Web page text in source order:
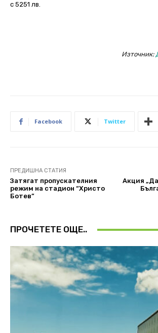
с 5251 лв.
Източник:
Facebook Twitter
ПРЕДИШНА СТАТИЯ
Затягат пропускателния
режим на стадион “Христо
Ботев”
Акция
ПРОЧЕТЕТЕ ОЩЕ..